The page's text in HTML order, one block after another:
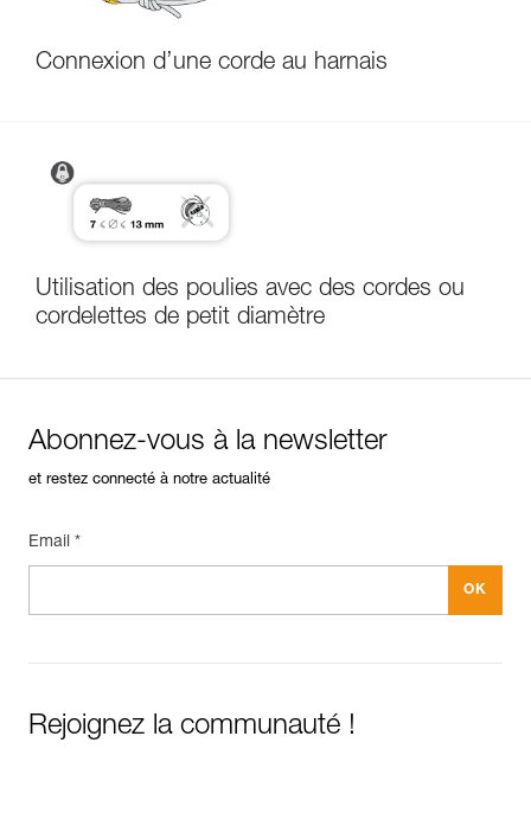
Connexion d’une corde au harnais
Utilisation des poulies avec des cordes ou
cordelettes de petit diamètre
Abonnez-vous à la newsletter
et restez connecté à notre actualité
Email *
Rejoignez la communauté !